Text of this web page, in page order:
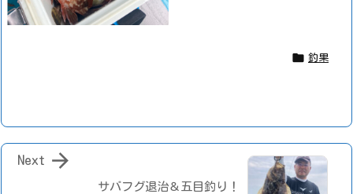
 釣果
サバフグ退治＆五目釣り！

Next